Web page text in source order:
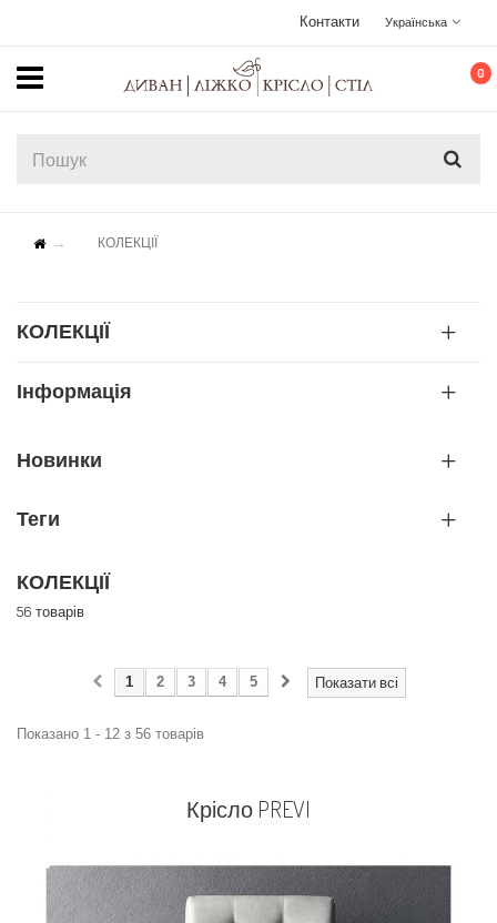
Українська
Контакти
0
КОЛЕКЦІЇ
КОЛЕКЦІЇ
Інформація
Новинки
Теги
КОЛЕКЦІЇ
56 товарів
Показати всі
1 2 3 4 5
Показано 1 - 12 з 56 товарів
Крісло PREVI